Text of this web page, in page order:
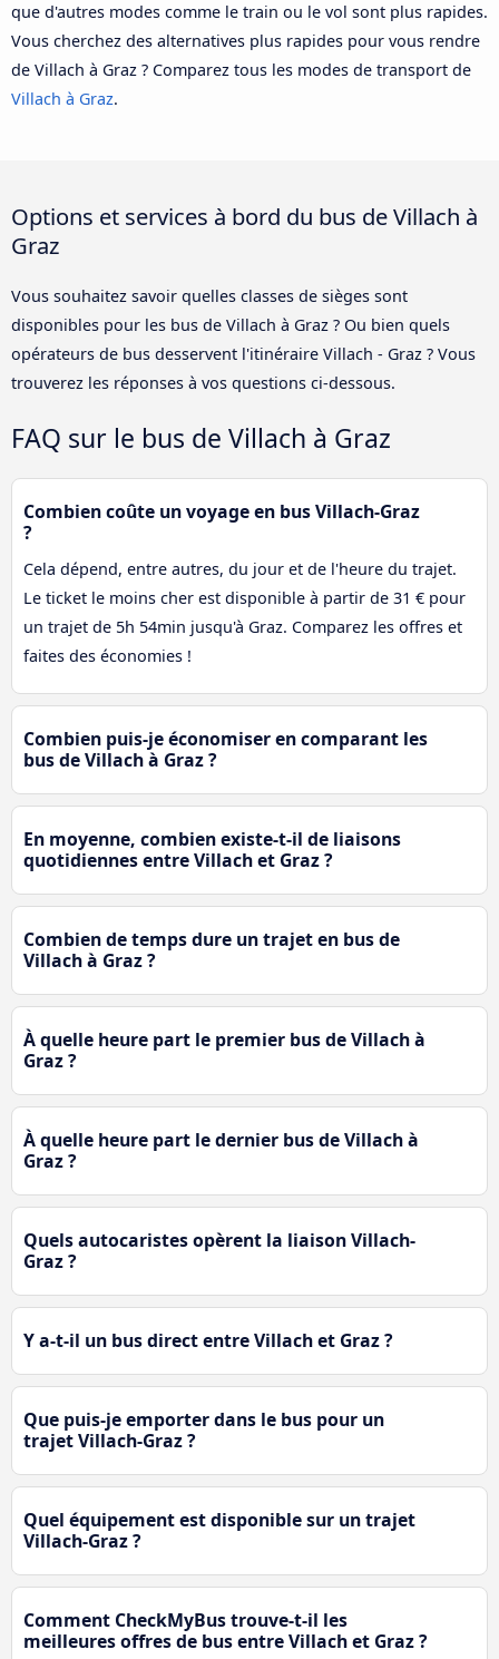
que d'autres modes comme le train ou le vol sont plus rapides.
Vous cherchez des alternatives plus rapides pour vous rendre
de Villach à Graz ? Comparez tous les modes de transport de
Villach à Graz.
Options et services à bord du bus de Villach à
Graz
Vous souhaitez savoir quelles classes de sièges sont
disponibles pour les bus de Villach à Graz ? Ou bien quels
opérateurs de bus desservent l'itinéraire Villach - Graz ? Vous
trouverez les réponses à vos questions ci-dessous.
FAQ sur le bus de Villach à Graz
Combien coûte un voyage en bus Villach-Graz
?
Cela dépend, entre autres, du jour et de l'heure du trajet.
Le ticket le moins cher est disponible à partir de 31 € pour
un trajet de 5h 54min jusqu'à Graz. Comparez les offres et
faites des économies !
Combien puis-je économiser en comparant les
bus de Villach à Graz ?
En moyenne, combien existe-t-il de liaisons
quotidiennes entre Villach et Graz ?
Combien de temps dure un trajet en bus de
Villach à Graz ?
À quelle heure part le premier bus de Villach à
Graz ?
À quelle heure part le dernier bus de Villach à
Graz ?
Quels autocaristes opèrent la liaison Villach-
Graz ?
Y a-t-il un bus direct entre Villach et Graz ?
Que puis-je emporter dans le bus pour un
trajet Villach-Graz ?
Quel équipement est disponible sur un trajet
Villach-Graz ?
Comment CheckMyBus trouve-t-il les
meilleures offres de bus entre Villach et Graz ?